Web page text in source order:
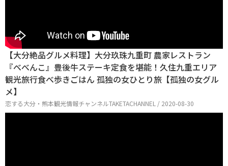
【大分絶品グルメ料理】大分玖珠九重町 農家レストラン
『べべんこ』豊後牛ステーキ定食を堪能！久住九重エリア
観光旅行食べ歩きごはん 孤独の女ひとり旅【孤独の女グル
メ】
恋する大分・熊本観光情報チャンネルTAKETACHANNEL / 2020-08-30